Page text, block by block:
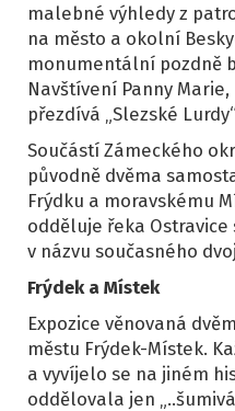
malebné výhledy z
na město a okolní
monumentální pozdně
Navštívení Panny
přezdívá „Slezské
Součástí Zámeckého
původně dvěma
Frýdku a moravskému
odděluje řeka
v názvu současného
Frýdek a Místek
Expozice věnovaná
městu Frýdek-Místek.
a vyvíjelo se na jiném
oddělovala jen